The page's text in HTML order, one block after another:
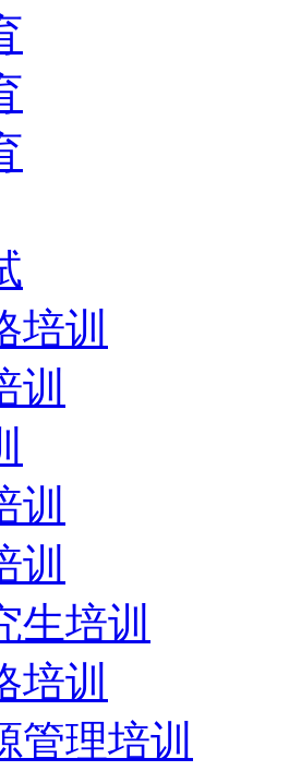
培训
训
训
训
生培训
培训
管理培训